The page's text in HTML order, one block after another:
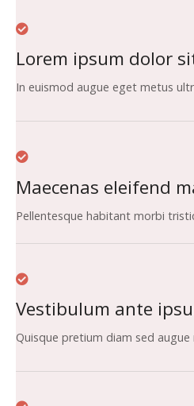
Lorem ipsum dolor
In euismod augue eget metus
Maecenas eleifend
Pellentesque habitant morbi
Vestibulum ante
Quisque pretium diam sed augue